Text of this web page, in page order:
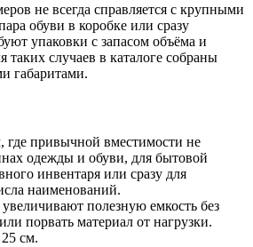
не всегда справляется с крупными
обуви в коробке или сразу
упаковки с запасом объёма и
случаев в каталоге собраны
габаритами.
где привычной вместимости не
одежды и обуви, для бытовой
инвентаря или сразу для
наименований.
полезную емкость без
порвать материал от нагрузки.
см.